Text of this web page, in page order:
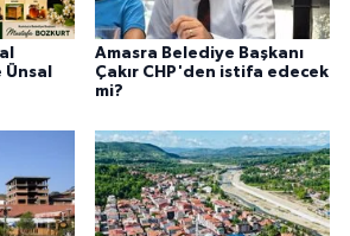
Amasra Belediye Başkanı
Çakır CHP'den istifa edecek
mi?